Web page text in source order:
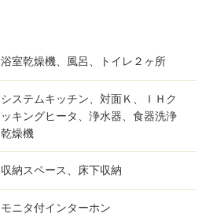
浴室乾燥機、風呂、トイレ２ヶ所
システムキッチン、対面Ｋ、ＩＨク
ッキングヒータ、浄水器、食器洗浄
乾燥機
収納スペース、床下収納
モニタ付インターホン